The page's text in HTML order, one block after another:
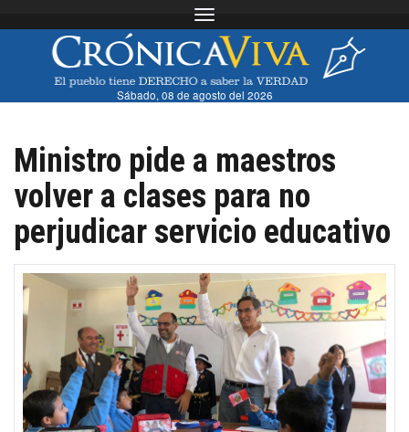
Toggle navigation
Sábado, 08 de agosto del 2026
Ministro pide a maestros
volver a clases para no
perjudicar servicio educativo